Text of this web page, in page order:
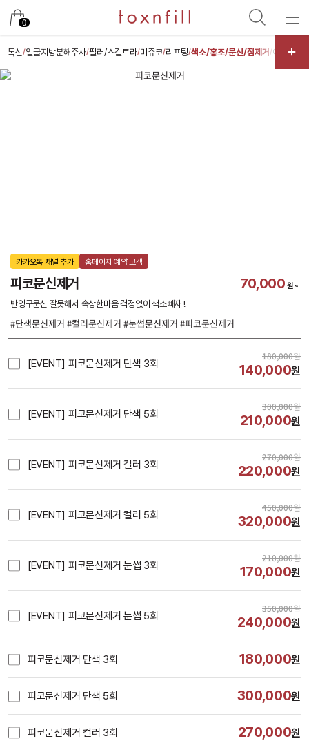
0
톡신/얼굴지방분해주사/필러/스컬트라/미쥬코/리프팅/색소/홍조/문신/점제거/여드름/모
카카오톡 채널 추가 홈페이지 예약 고객
피코문신제거 70,000 원~
카카
반영구문신 잘못해서 속상한마음 걱정없이 색소빼자 !
#단색문신제거 #컬러문신제거 #눈썹문신제거 #피코문신제거
[EVENT] 피코문신제거 단색 3회
180,000원
140,000원
[EVENT] 피코문신제거 단색 5회
300,000원
210,000원
[EVENT] 피코문신제거 컬러 3회
270,000원
220,000원
[EVENT] 피코문신제거 컬러 5회
450,000원
320,000원
[EVENT] 피코문신제거 눈썹 3회
210,000원
170,000원
[EVENT] 피코문신제거 눈썹 5회
350,000원
240,000원
피코문신제거 단색 3회 180,000원
피코문신제거 단색 5회 300,000원
피코문신제거 컬러 3회 270,000원